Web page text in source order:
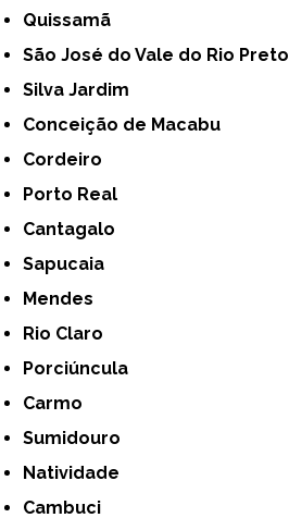
Quissamã
São José do Vale do Rio Preto
Silva Jardim
Conceição de Macabu
Cordeiro
Porto Real
Cantagalo
Sapucaia
Mendes
Rio Claro
Porciúncula
Carmo
Sumidouro
Natividade
Cambuci